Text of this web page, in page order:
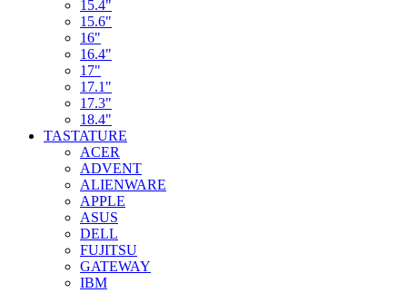
15.4"
15.6"
16"
16.4"
17"
17.1"
17.3"
18.4"
TASTATURE
ACER
ADVENT
ALIENWARE
APPLE
ASUS
DELL
FUJITSU
GATEWAY
IBM